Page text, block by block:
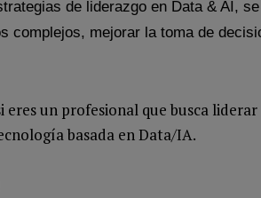
de liderazgo en Data & AI,
complejos, mejorar la toma de
eres un profesional que busca
basada en Data/IA.